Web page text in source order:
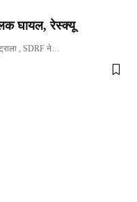
घायल, रेस्क्यू
ट्राला , SDRF ने…